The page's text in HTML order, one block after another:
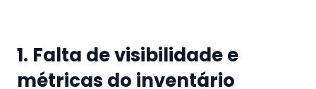
1. Falta de visibilidade e
métricas do inventário